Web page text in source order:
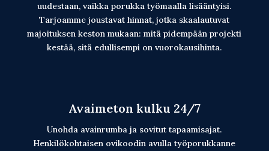
uudestaan, vaikka porukka työmaalla lisääntyisi.
Tarjoamme joustavat hinnat, jotka skaalautuvat
majoituksen keston mukaan: mitä pidempään projekti
kestää, sitä edullisempi on vuorokausihinta.
Avaimeton kulku 24/7
Unohda avainrumba ja sovitut tapaamisajat.
Henkilökohtaisen ovikoodin avulla työporukkanne